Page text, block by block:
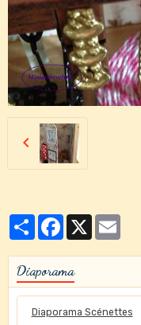
PartagerFacebook
X
Diaporama
Diaporama Scénettes